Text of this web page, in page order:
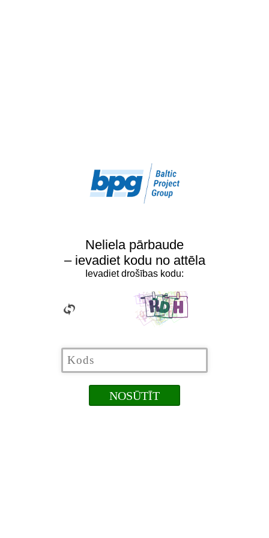
Neliela pārbaude
– ievadiet kodu no attēla
Ievadiet drošības kodu: